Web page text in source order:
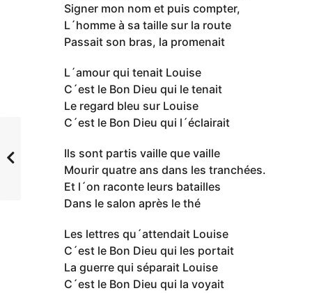
Signer mon nom et puis compter,
L´homme à sa taille sur la route
Passait son bras, la promenait
L´amour qui tenait Louise
C´est le Bon Dieu qui le tenait
Le regard bleu sur Louise
C´est le Bon Dieu qui l´éclairait
Ils sont partis vaille que vaille
Mourir quatre ans dans les tranchées.
Et l´on raconte leurs batailles
Dans le salon après le thé
Les lettres qu´attendait Louise
C´est le Bon Dieu qui les portait
La guerre qui séparait Louise
C´est le Bon Dieu qui la voyait